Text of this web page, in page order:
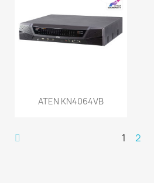
ATEN KN4064VB
1 2